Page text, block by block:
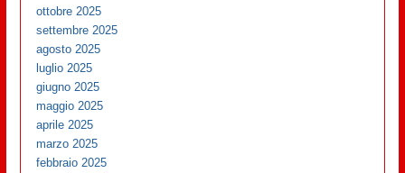
ottobre 2025
settembre 2025
agosto 2025
luglio 2025
giugno 2025
maggio 2025
aprile 2025
marzo 2025
febbraio 2025